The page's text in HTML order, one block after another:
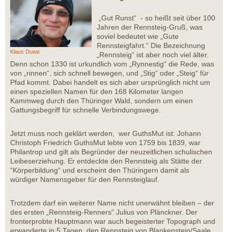
Klaus Duwe
„Gut Runst“ - so heißt seit über 100
Jahren der Rennsteig-Gruß, was
soviel bedeutet wie „Gute
Rennsteigfahrt.“ Die Bezeichnung
„Rennsteig“ ist aber noch viel älter.
Denn schon 1330 ist urkundlich vom „Rynnestig“ die Rede, was
von „rinnen“, sich schnell bewegen, und „Stig“ oder „Steig“ für
Pfad kommt. Dabei handelt es sich aber ursprünglich nicht um
einen speziellen Namen für den 168 Kilometer langen
Kammweg durch den Thüringer Wald, sondern um einen
Gattungsbegriff für schnelle Verbindungswege.
Jetzt muss noch geklärt werden, wer GuthsMut ist: Johann
Christoph Friedrich GuthsMut lebte von 1759 bis 1839, war
Philantrop und gilt als Begründer der neuzeitlichen schulischen
Leibeserziehung. Er entdeckte den Rennsteig als Stätte der
“Körperbildung“ und erscheint den Thüringern damit als
würdiger Namensgeber für den Rennsteiglauf.
Trotzdem darf ein weiterer Name nicht unerwähnt bleiben – der
des ersten „Rennsteig-Renners“ Julius von Plänckner. Der
fronterprobte Hauptmann war auch begeisterter Topograph und